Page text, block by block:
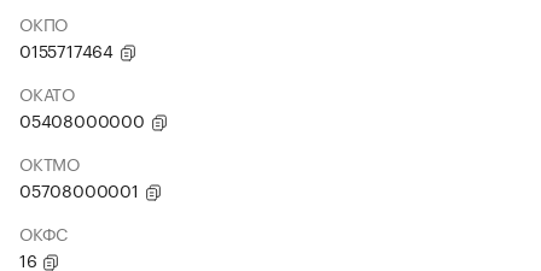
ОКПО
0155717464
ОКАТО
05408000000
ОКТМО
05708000001
ОКФС
16